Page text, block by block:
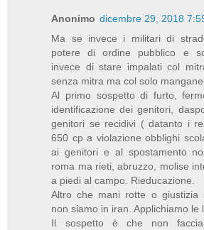
Anonimo dicembre 29, 2018
Ma se invece i militari di
potere di ordine pubblico e
invece di stare impalati col
senza mitra ma col solo
Al primo sospetto di furto,
identificazione dei genitori,
genitori se recidivi ( datanto i
650 cp a violazione obblighi
ai genitori e al spostamento
roma ma rieti, abruzzo, molise
a piedi al campo. Rieducazione.
Altro che mani rotte o giustizia
non siamo in iran. Applichiamo le
Il sospetto è che non